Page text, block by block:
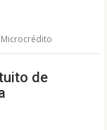
Microcrédito
de